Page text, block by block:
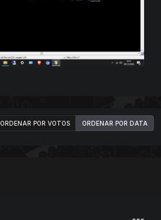
ORDENAR POR VOTOS ORDENAR POR DATA